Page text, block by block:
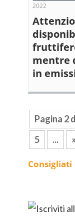
2022
mentre
in
Pagina 2
5
... »
Consigliati